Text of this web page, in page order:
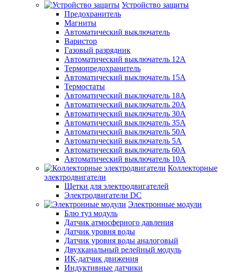
Устройство защиты
Предохранитель
Магниты
Автоматический выключатель
Варистор
Газовый разрядник
Автоматический выключатель 12А
Термопредохранитель
Автоматический выключатель 15А
Термостаты
Автоматический выключатель 18А
Автоматический выключатель 20А
Автоматический выключатель 30А
Автоматический выключатель 35А
Автоматический выключатель 50А
Автоматический выключатель 5А
Автоматический выключатель 60А
Автоматический выключатель 10А
Коллекторные
электродвигатели
Щетки для электродвигателей
Электродвигатели DC
Электронные модули
Блю туз модуль
Датчик атмосферного давления
Датчик уровня воды
Датчик уровня воды аналоговый
Двухканальный релейный модуль
ИК-датчик движения
Индуктивные датчики